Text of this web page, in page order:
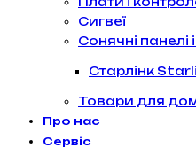
Сигвеї
Сонячні панелі
Старлінк
Товари для
Про нас
Сервіс